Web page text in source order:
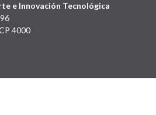
e Innovación Tecnológica
4000